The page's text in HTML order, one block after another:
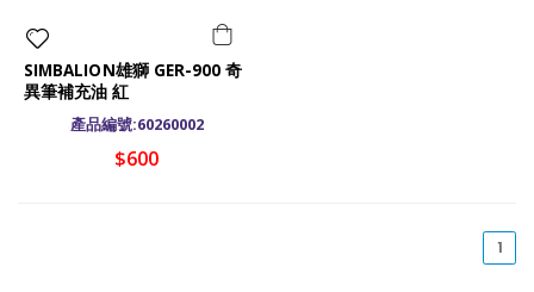
SIMBALION雄獅 GER-900 奇
異筆補充油 紅
產品編號:60260002
$600
1